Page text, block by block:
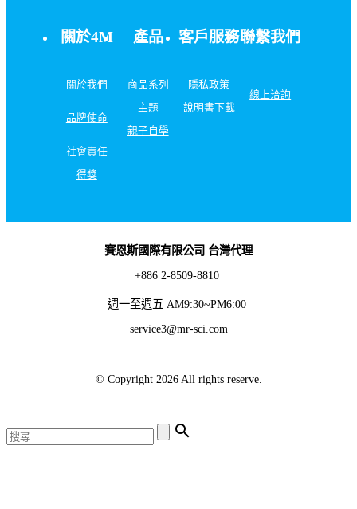
關於4M
關於我們
品牌使命
社會責任
得獎
產品
商品系列
主題
親子自學
客戶服務
隱私政策
說明書下載
聯繫我們
線上洽詢
賽恩斯國際有限公司 台灣代理
+886 2-8509-8810
週一至週五 AM9:30~PM6:00
service3@mr-sci.com
© Copyright 2026 All rights reserve.
